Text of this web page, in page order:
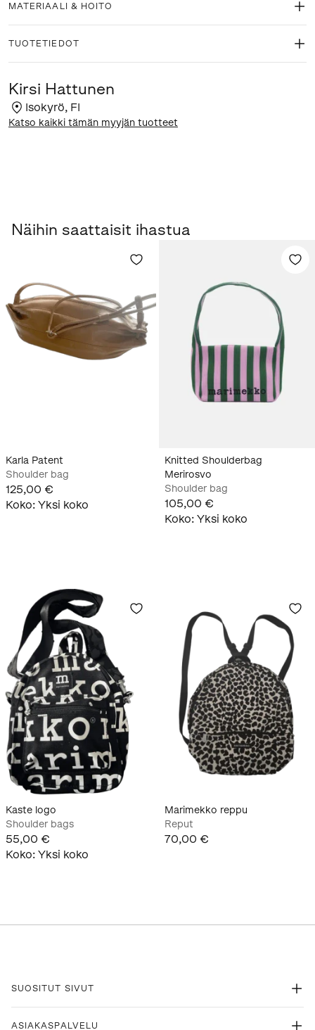
MATERIAALI & HOITO
TUOTETIEDOT
Kirsi Hattunen
Isokyrö, FI
Katso kaikki tämän myyjän tuotteet
Näihin saattaisit ihastua
Karla Patent
Shoulder bag
125,00 €
Koko: Yksi koko
Knitted Shoulderbag
Merirosvo
Shoulder bag
105,00 €
Koko: Yksi koko
Kaste logo
Shoulder bags
55,00 €
Koko: Yksi koko
Marimekko reppu
Reput
70,00 €
SUOSITUT SIVUT
ASIAKASPALVELU